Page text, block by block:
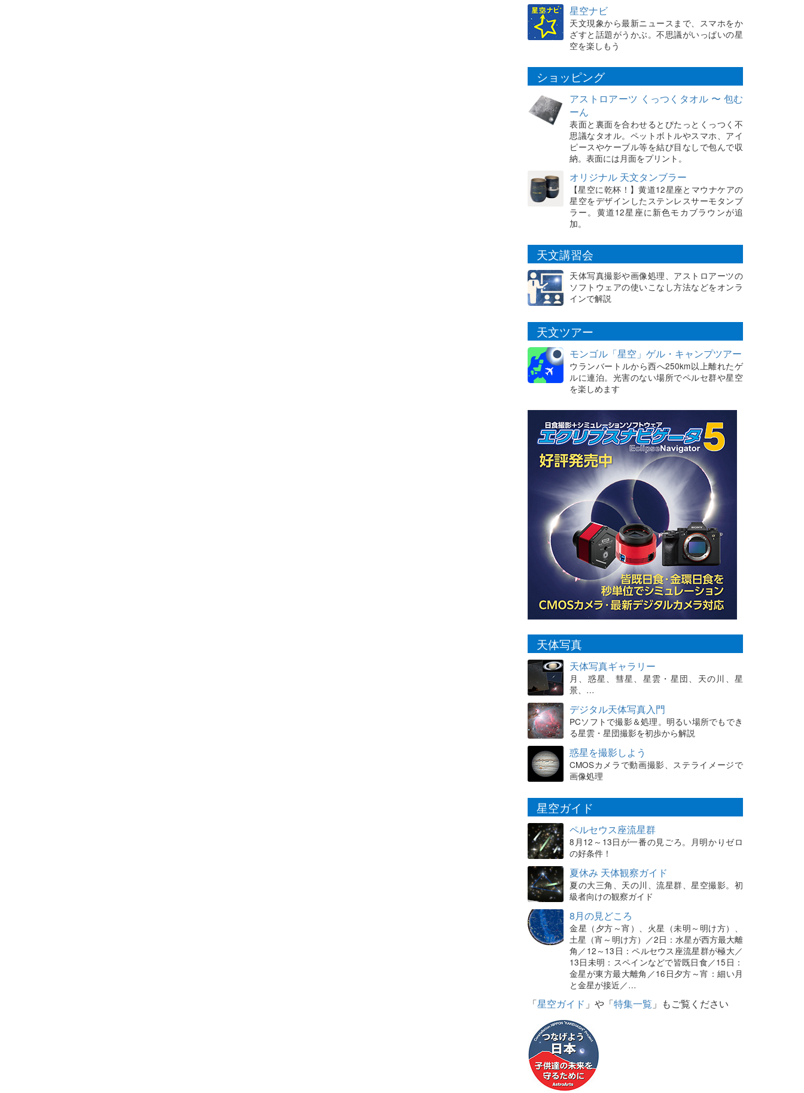
星空ナビ
天文現象から最新ニュースまで、スマホをか
ざすと話題がうかぶ。不思議がいっぱいの星
空を楽しもう
ショッピング
アストロアーツ くっつくタオル 〜 包む
ーん
表面と裏面を合わせるとぴたっとくっつく不
思議なタオル。ペットボトルやスマホ、アイ
ピースやケーブル等を結び目なしで包んで収
納。表面には月面をプリント。
オリジナル 天文タンブラー
【星空に乾杯！】黄道12星座とマウナケアの
星空をデザインしたステンレスサーモタンブ
ラー。黄道12星座に新色モカブラウンが追
加。
天文講習会
天体写真撮影や画像処理、アストロアーツの
ソフトウェアの使いこなし方法などをオンラ
インで解説
天文ツアー
モンゴル「星空」ゲル・キャンプツアー
ウランバートルから西へ250km以上離れたゲ
ルに連泊。光害のない場所でペルセ群や星空
を楽しめます
天体写真
天体写真ギャラリー
月、惑星、彗星、星雲・星団、天の川、星
景、…
デジタル天体写真入門
PCソフトで撮影＆処理。明るい場所でもでき
る星雲・星団撮影を初歩から解説
惑星を撮影しよう
CMOSカメラで動画撮影、ステライメージで
画像処理
星空ガイド
ペルセウス座流星群
8月12～13日が一番の見ごろ。月明かりゼロ
の好条件！
夏休み 天体観察ガイド
夏の大三角、天の川、流星群、星空撮影。初
級者向けの観察ガイド
8月の見どころ
金星（夕方～宵）、火星（未明～明け方）、
土星（宵～明け方）／2日：水星が西方最大離
角／12～13日：ペルセウス座流星群が極大／
13日未明：スペインなどで皆既日食／15日：
金星が東方最大離角／16日夕方～宵：細い月
と金星が接近／…
「星空ガイド 」や「特集一覧 」もご覧ください